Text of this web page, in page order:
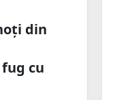
din
cu